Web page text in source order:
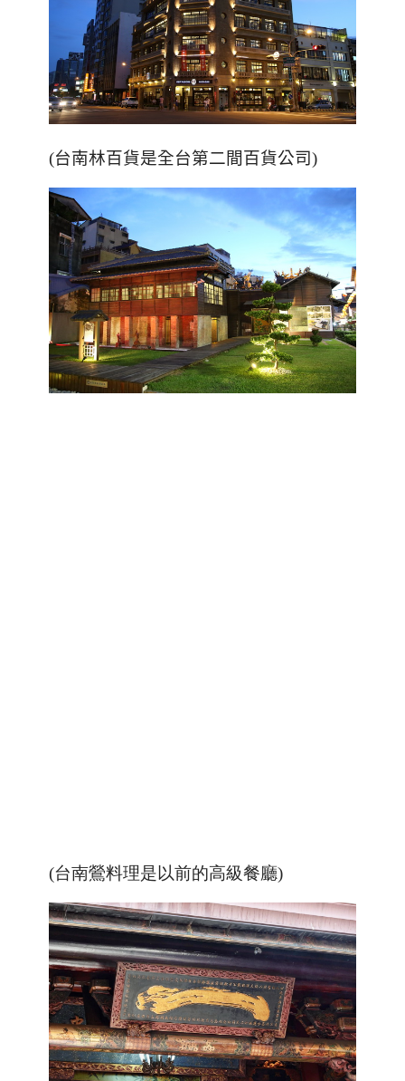
(台南林百貨是全台第二間百貨公司)
(台南鶯料理是以前的高級餐廳)